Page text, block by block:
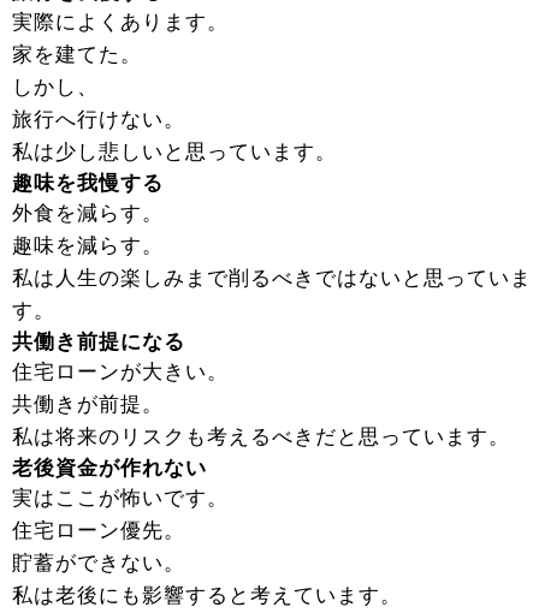
実際によくあります。
家を建てた。
しかし、
旅行へ行けない。
私は少し悲しいと思っています。
趣味を我慢する
外食を減らす。
趣味を減らす。
私は人生の楽しみまで削るべきではないと思っていま
す。
共働き前提になる
住宅ローンが大きい。
共働きが前提。
私は将来のリスクも考えるべきだと思っています。
老後資金が作れない
実はここが怖いです。
住宅ローン優先。
貯蓄ができない。
私は老後にも影響すると考えています。